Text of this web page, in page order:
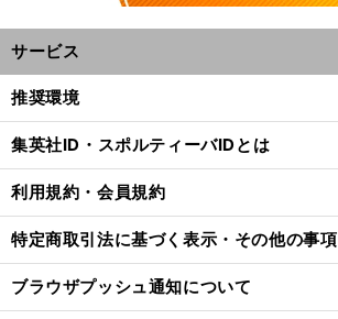
サービス
推奨環境
集英社ID・スポルティーバIDとは
利用規約・会員規約
特定商取引法に基づく表示・その他の事項
ブラウザプッシュ通知について